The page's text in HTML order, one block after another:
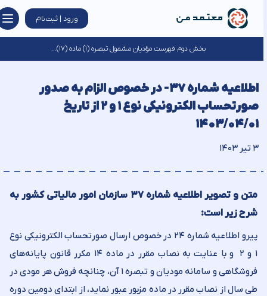
ورود | ثبت‌نام
بخش دوم فهرست مؤدیان مشمول تبصره (۱) ماده (۱۷)...
اطلاعیه شماره ۳۷- در خصوص الزام به صدور
صورتحساب الکترونیکی نوع ۱ و ۲ از تاریخ
۱۴۰۳/۰۴/۰۱
۳ تیر ۱۴۰۳
متن و تصویر اطلاعیه شماره ۳۷ سازمان امور مالیاتی کشور به
شرح زیر است:
پیرو اطلاعیه شماره ۲۴ در خصوص ارسال صورتحساب الکترونیکی نوع
۱ و ۲ و با عنایت به نصاب مقرر در ماده ۱۴ مکرر قانون پایانه‌های
فروشگاهی و سامانه مودیان و تبصره ۱ آن، چنانچه فروش هر مودی در
طی سال از نصاب مقرر در ماده مزبور عبور نماید، از ابتدای دومین دوره